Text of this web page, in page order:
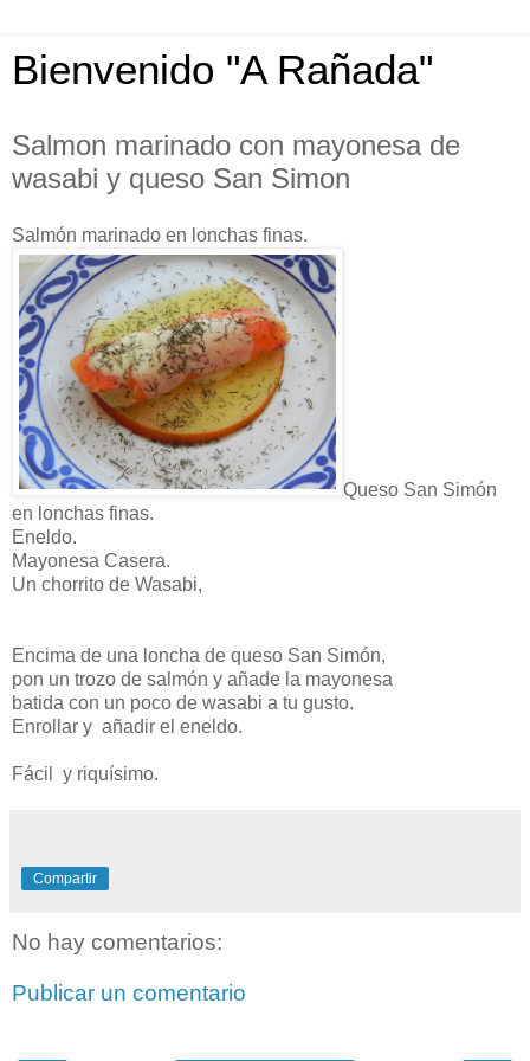
Bienvenido "A Rañada"
Salmon marinado con mayonesa de
wasabi y queso San Simon
Salmón marinado en lonchas finas.
Queso San Simón
en lonchas finas.
Eneldo.
Mayonesa Casera.
Un chorrito de Wasabi,
Encima de una loncha de queso San Simón,
pon un trozo de salmón y añade la mayonesa
batida con un poco de wasabi a tu gusto.
Enrollar y añadir el eneldo.
Fácil y riquísimo.
Compartir
No hay comentarios:
Publicar un comentario